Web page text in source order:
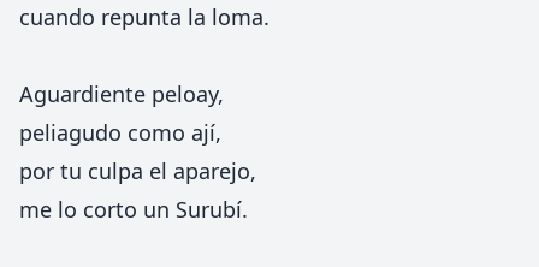
cuando repunta la loma.
Aguardiente peloay,
peliagudo como ají,
por tu culpa el aparejo,
me lo corto un Surubí.